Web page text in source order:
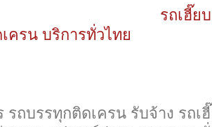
รถเฮี๊ย
ครน บริการทั่วไทย
รถบรรทุกติดเครน รับจ้าง รถ